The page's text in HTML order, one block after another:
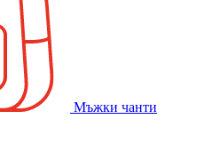
Мъжки чанти